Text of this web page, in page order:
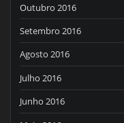
Outubro 2016
Setembro 2016
Agosto 2016
Julho 2016
Junho 2016